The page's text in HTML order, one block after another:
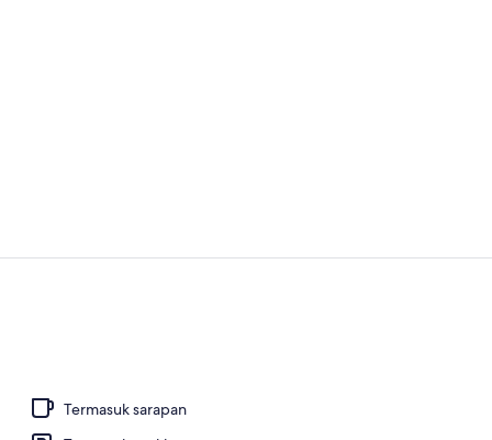
Termasuk sarapan